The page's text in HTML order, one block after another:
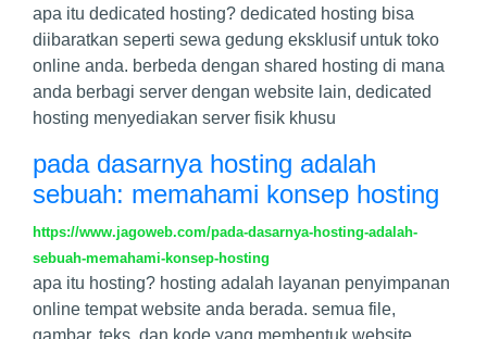
apa itu dedicated hosting? dedicated hosting bisa
diibaratkan seperti sewa gedung eksklusif untuk toko
online anda. berbeda dengan shared hosting di mana
anda berbagi server dengan website lain, dedicated
hosting menyediakan server fisik khusu
pada dasarnya hosting adalah
sebuah: memahami konsep hosting
https://www.jagoweb.com/pada-dasarnya-hosting-adalah-
sebuah-memahami-konsep-hosting
apa itu hosting? hosting adalah layanan penyimpanan
online tempat website anda berada. semua file,
gambar, teks, dan kode yang membentuk website